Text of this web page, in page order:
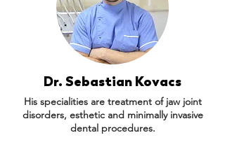
Dr. Sebastian Kovacs
His specialities are treatment of jaw joint
disorders, esthetic and minimally invasive
dental procedures.